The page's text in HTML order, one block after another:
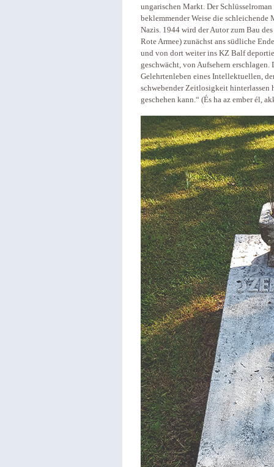
ungarischen Markt. Der
beklemmender Weise die schleichende
Nazis. 1944 wird der Autor zum Bau
Rote Armee) zunächst ans südliche
und von dort weiter ins KZ Balf
geschwächt, von Aufsehern
Gelehrtenleben eines Intellektuellen,
schwebender Zeitlosigkeit hinterlassen
geschehen kann.“ (És ha az ember él,